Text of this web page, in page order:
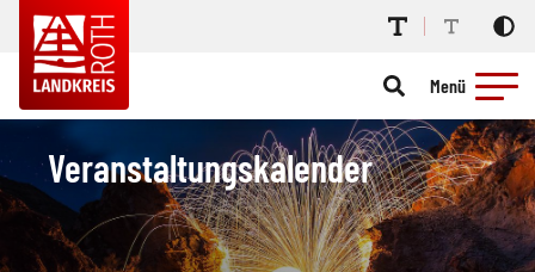
Menü
Veranstaltungskalender